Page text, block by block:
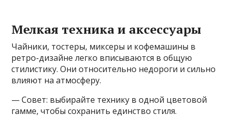
Мелкая техника и аксессуары
Чайники, тостеры, миксеры и кофемашины в
ретро-дизайне легко вписываются в общую
стилистику. Они относительно недороги и сильно
влияют на атмосферу.
— Совет: выбирайте технику в одной цветовой
гамме, чтобы сохранить единство стиля.